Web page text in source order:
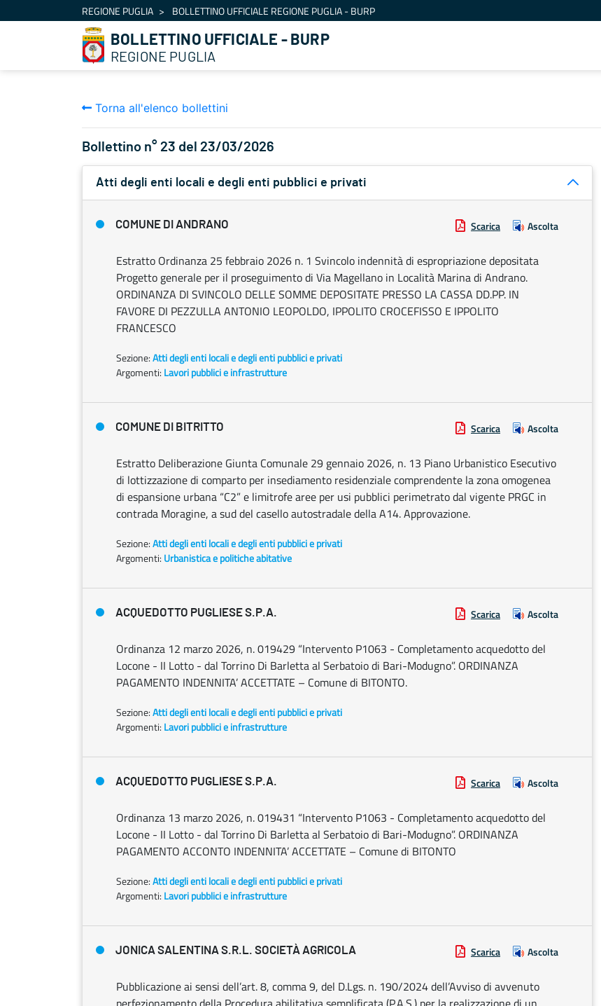
Salta al contenutoREGIONE PUGLIA BOLLETTINO UFFICIALE REGIONE PUGLIA - BURP
BOLLETTINO UFFICIALE - BURP
REGIONE PUGLIA
Torna all'elenco bollettini
Bollettino n° 23 del 23/03/2026
Atti degli enti locali e degli enti pubblici e privati
COMUNE DI ANDRANO Scarica Ascolta
Estratto Ordinanza 25 febbraio 2026 n. 1 Svincolo indennità di espropriazione depositata
Progetto generale per il proseguimento di Via Magellano in Località Marina di Andrano.
ORDINANZA DI SVINCOLO DELLE SOMME DEPOSITATE PRESSO LA CASSA DD.PP. IN
FAVORE DI PEZZULLA ANTONIO LEOPOLDO, IPPOLITO CROCEFISSO E IPPOLITO
FRANCESCO
Sezione:Atti degli enti locali e degli enti pubblici e privati
Argomenti: Lavori pubblici e infrastrutture
COMUNE DI BITRITTO Scarica Ascolta
Estratto Deliberazione Giunta Comunale 29 gennaio 2026, n. 13 Piano Urbanistico Esecutivo
di lottizzazione di comparto per insediamento residenziale comprendente la zona omogenea
di espansione urbana “C2” e limitrofe aree per usi pubblici perimetrato dal vigente PRGC in
contrada Moragine, a sud del casello autostradale della A14. Approvazione.
Sezione:Atti degli enti locali e degli enti pubblici e privati
Argomenti: Urbanistica e politiche abitative
ACQUEDOTTO PUGLIESE S.P.A. Scarica Ascolta
Ordinanza 12 marzo 2026, n. 019429 “Intervento P1063 - Completamento acquedotto del
Locone - II Lotto - dal Torrino Di Barletta al Serbatoio di Bari-Modugno”. ORDINANZA
PAGAMENTO INDENNITA’ ACCETTATE – Comune di BITONTO.
Sezione:Atti degli enti locali e degli enti pubblici e privati
Argomenti: Lavori pubblici e infrastrutture
ACQUEDOTTO PUGLIESE S.P.A. Scarica Ascolta
Ordinanza 13 marzo 2026, n. 019431 “Intervento P1063 - Completamento acquedotto del
Locone - II Lotto - dal Torrino Di Barletta al Serbatoio di Bari-Modugno”. ORDINANZA
PAGAMENTO ACCONTO INDENNITA’ ACCETTATE – Comune di BITONTO
Sezione:Atti degli enti locali e degli enti pubblici e privati
Argomenti: Lavori pubblici e infrastrutture
JONICA SALENTINA S.R.L. SOCIETÀ AGRICOLA Scarica Ascolta
Pubblicazione ai sensi dell’art. 8, comma 9, del D.Lgs. n. 190/2024 dell’Avviso di avvenuto